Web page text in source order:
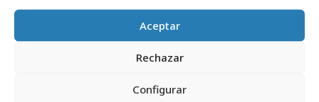
Aceptar
Rechazar
Configurar